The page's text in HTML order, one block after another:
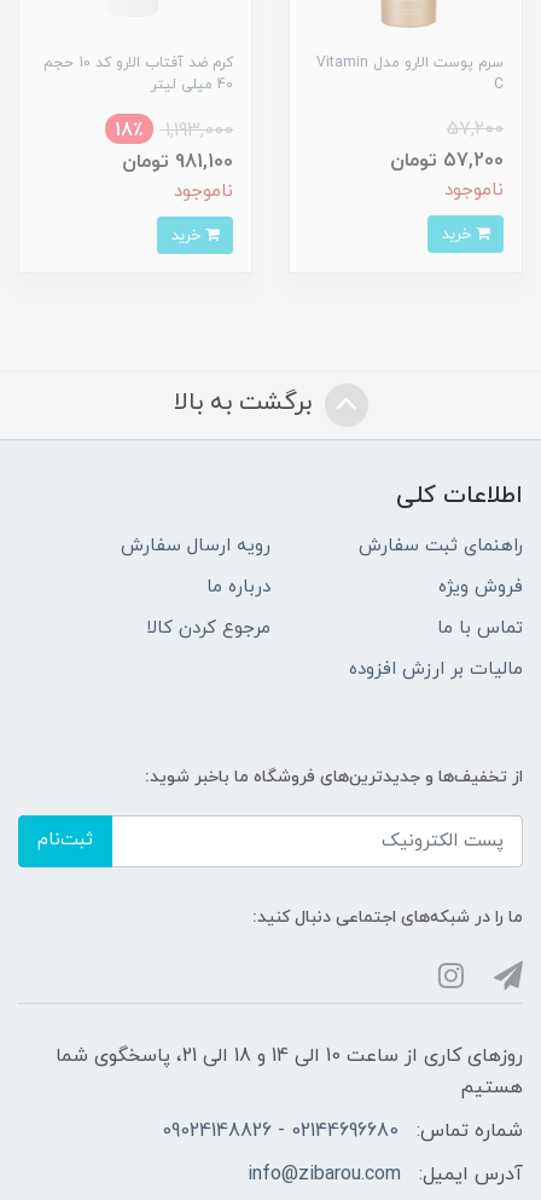
سرم پوست الارو مدل Vitamin
C
57,200
57,200 تومان
ناموجود
کرم ضد آفتاب الارو کد 10 حجم
40 میلی لیتر
1,193,000
18٪
981,100 تومان
ناموجود
برگشت به بالا
اطلاعات کلی
راهنمای ثبت سفارش
رویه ارسال سفارش
فروش ویژه
درباره ما
تماس با ما
مرجوع کردن کالا
مالیات بر ارزش افزوده
از تخفیف‌ها و جدیدترین‌های فروشگاه ما باخبر شوید:
ثبت‌نام
ما را در شبکه‌های اجتماعی دنبال کنید:
روزهای کاری از ساعت 10 الی 14 و 18 الی 21، پاسخگوی شما
هستیم
شماره تماس:
02144696680 - 09024148826
آدرس ایمیل:
info@zibarou.com